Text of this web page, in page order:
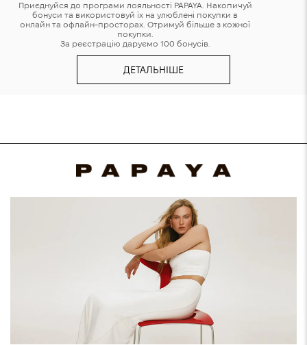
Приєднуйся до програми лояльності PAPAYA. Накопичуй
бонуси та використовуй їх на улюблені покупки в
онлайн та офлайн-просторах. Отримуй більше з кожної
покупки.
За реєстрацію даруємо 100 бонусів.
ДЕТАЛЬНІШЕ